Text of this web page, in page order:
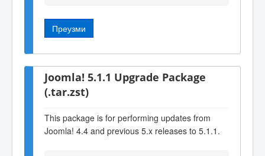
Преузми
Joomla! 5.1.1 Upgrade Package
(.tar.zst)
This package is for performing updates from
Joomla! 4.4 and previous 5.x releases to 5.1.1.